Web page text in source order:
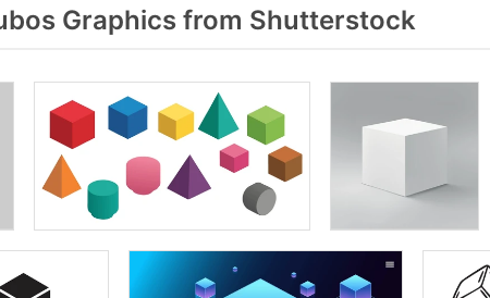
Graphics from Shutterstock